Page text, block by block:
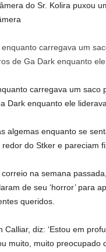
do Sr. Kolira puxou
carregava um saco
Dark enquanto ele
algemas enquanto se
do Stker e pareciam
na semana
de seu ‘horror’ para
queridos.
Calliar, diz: ‘Estou em
muito, muito preocupado